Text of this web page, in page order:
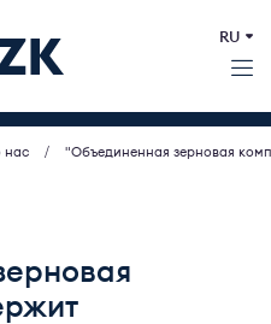
RU
"Объединенная зерновая